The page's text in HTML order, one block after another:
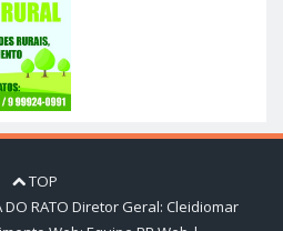
TOP
DO RATO Diretor Geral: Cleidiomar